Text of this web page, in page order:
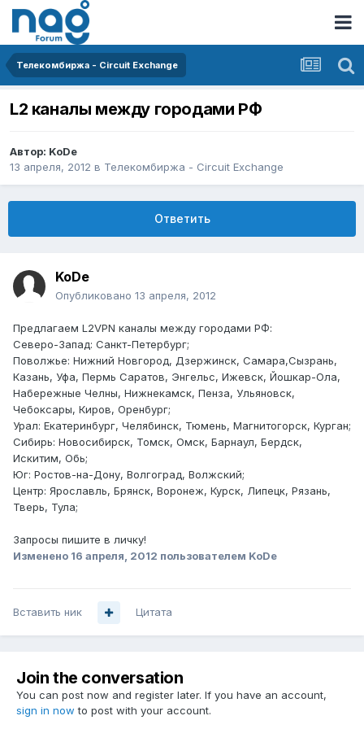
Телекомбиржа - Circuit Exchange
L2 каналы между городами РФ
Автор: KoDe
13 апреля, 2012 в Телекомбиржа - Circuit Exchange
Ответить
KoDe
Опубликовано 13 апреля, 2012
Предлагаем L2VPN каналы между городами РФ:
Северо-Запад: Санкт-Петербург;
Поволжье: Нижний Новгород, Дзержинск, Самара,Сызрань,
Казань, Уфа, Пермь Саратов, Энгельс, Ижевск, Йошкар-Ола,
Набережные Челны, Нижнекамск, Пенза, Ульяновск,
Чебоксары, Киров, Оренбург;
Урал: Екатеринбург, Челябинск, Тюмень, Магнитогорск, Курган;
Сибирь: Новосибирск, Томск, Омск, Барнаул, Бердск,
Искитим, Обь;
Юг: Ростов-на-Дону, Волгоград, Волжский;
Центр: Ярославль, Брянск, Воронеж, Курск, Липецк, Рязань,
Тверь, Тула;
Запросы пишите в личку!
Изменено 16 апреля, 2012 пользователем KoDe
Вставить ник Цитата
Join the conversation
You can post now and register later. If you have an account,
sign in now to post with your account.